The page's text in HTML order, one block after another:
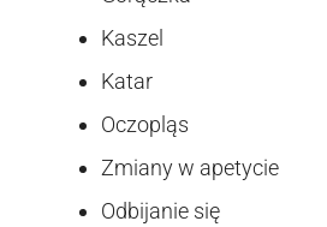
Kaszel
Katar
Oczopląs
Zmiany w apetycie
Odbijanie się